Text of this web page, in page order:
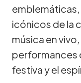
icónicos de la
música en
performances
festiva y el